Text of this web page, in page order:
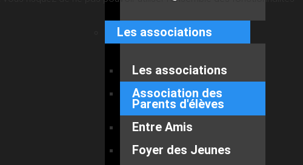
Les associations
Les associations
Association des
Parents d'élèves
Entre Amis
Foyer des Jeunes